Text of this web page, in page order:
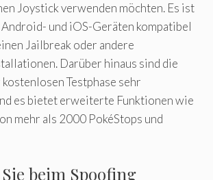
Joystick verwenden möchten. Es ist
und iOS-Geräten kompatibel
Jailbreak oder andere
Darüber hinaus sind die
Testphase sehr
es bietet erweiterte Funktionen wie
mehr als 2000 PokéStops und
beim Spoofing